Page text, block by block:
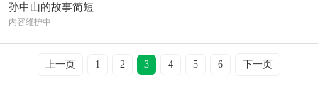
孙中山的故事简短
内容维护中
上一页 1 2 3 4 5 6 下一页